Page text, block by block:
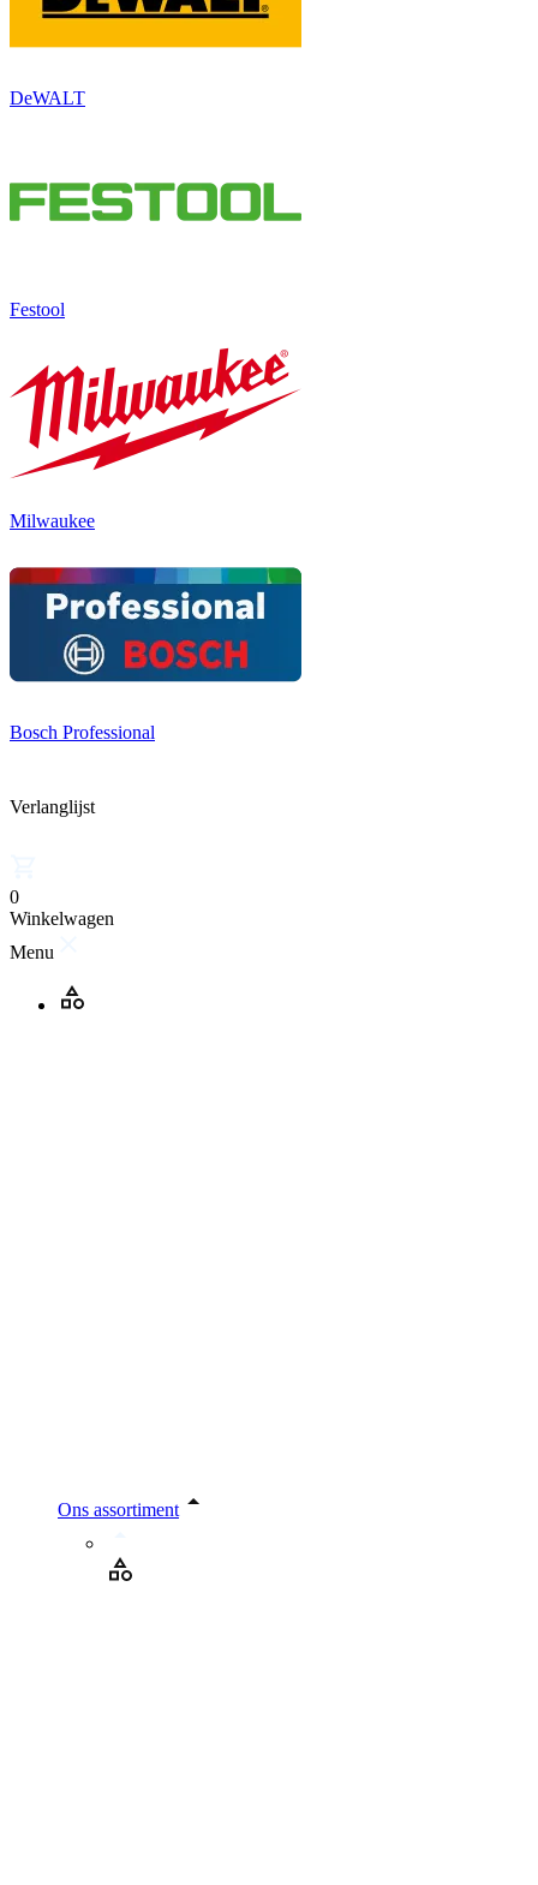
DeWALT
Festool
Milwaukee
Bosch Professional
Verlanglijst
0
Winkelwagen
Menu
Ons assortiment